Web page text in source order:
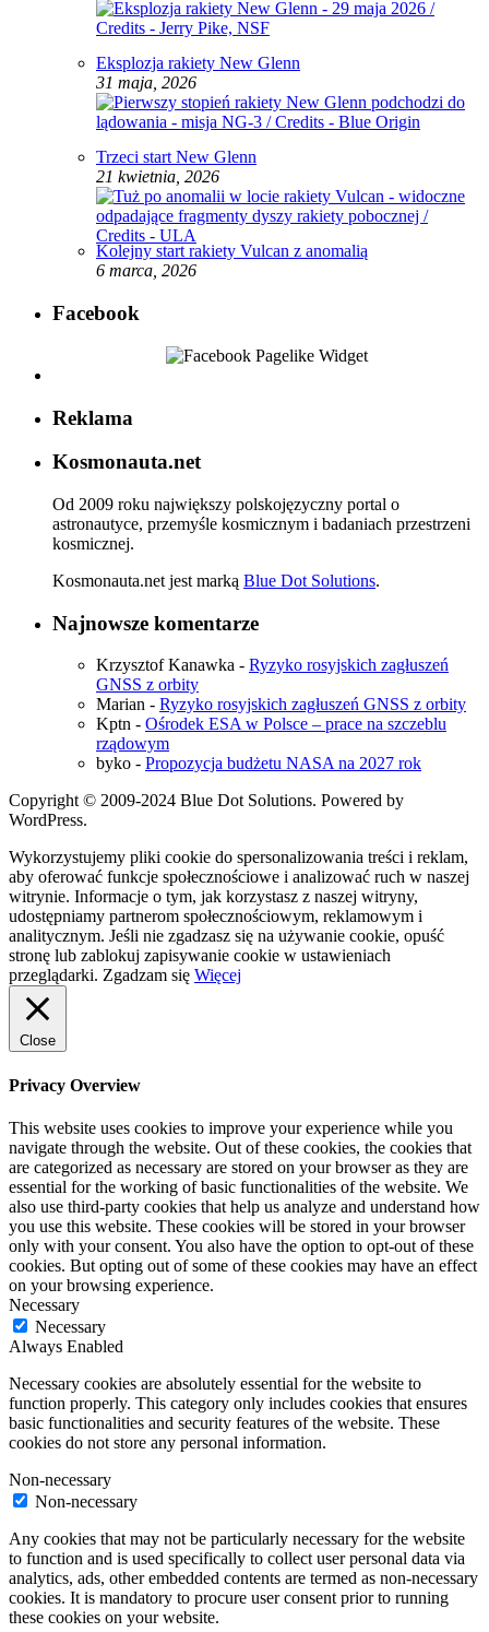
Eksplozja rakiety New Glenn
31 maja, 2026
Trzeci start New Glenn
21 kwietnia, 2026
Kolejny start rakiety Vulcan z anomalią
6 marca, 2026
Facebook
Reklama
Kosmonauta.net
Od 2009 roku największy polskojęzyczny portal o
astronautyce, przemyśle kosmicznym i badaniach przestrzeni
kosmicznej.
Kosmonauta.net jest marką Blue Dot Solutions.
Najnowsze komentarze
Krzysztof Kanawka - Ryzyko rosyjskich zagłuszeń
GNSS z orbity
Marian - Ryzyko rosyjskich zagłuszeń GNSS z orbity
Kptn - Ośrodek ESA w Polsce – prace na szczeblu
rządowym
byko - Propozycja budżetu NASA na 2027 rok
Copyright © 2009-2024 Blue Dot Solutions. Powered by
WordPress.
Wykorzystujemy pliki cookie do spersonalizowania treści i reklam,
aby oferować funkcje społecznościowe i analizować ruch w naszej
witrynie. Informacje o tym, jak korzystasz z naszej witryny,
udostępniamy partnerom społecznościowym, reklamowym i
analitycznym. Jeśli nie zgadzasz się na używanie cookie, opuść
stronę lub zablokuj zapisywanie cookie w ustawieniach
przeglądarki. Zgadzam się Więcej
Close
Privacy Overview
This website uses cookies to improve your experience while you
navigate through the website. Out of these cookies, the cookies that
are categorized as necessary are stored on your browser as they are
essential for the working of basic functionalities of the website. We
also use third-party cookies that help us analyze and understand how
you use this website. These cookies will be stored in your browser
only with your consent. You also have the option to opt-out of these
cookies. But opting out of some of these cookies may have an effect
on your browsing experience.
Necessary
Necessary
Always Enabled
Necessary cookies are absolutely essential for the website to
function properly. This category only includes cookies that ensures
basic functionalities and security features of the website. These
cookies do not store any personal information.
Non-necessary
Non-necessary
Any cookies that may not be particularly necessary for the website
to function and is used specifically to collect user personal data via
analytics, ads, other embedded contents are termed as non-necessary
cookies. It is mandatory to procure user consent prior to running
these cookies on your website.